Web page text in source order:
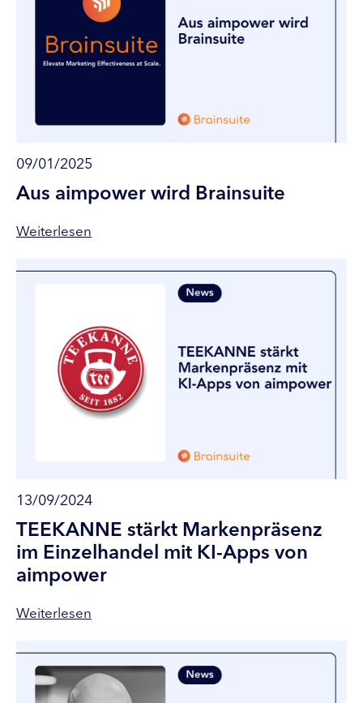
09/01/2025
Aus aimpower wird Brainsuite
Weiterlesen
13/09/2024
TEEKANNE stärkt Markenpräsenz
im Einzelhandel mit KI-Apps von
aimpower
Weiterlesen